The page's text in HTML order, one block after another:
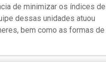
de minimizar os índices de
dessas unidades atuou
bem como as formas de